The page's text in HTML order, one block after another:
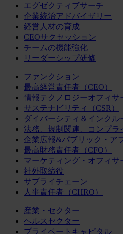
エグゼクティブサーチ
企業統治アドバイザリー
経営人材の育成
CEOサクセッション
チームの機能強化
リーダーシップ研修
ファンクション
最高経営責任者（CEO）
情報テクノロジーオフィサ
サステナビリティ（CSR）
ダイバーシティ＆インクル
法務、規制関連、コンプラ
企業広報&パブリック・ア
最高財務責任者（CFO）
マーケティング・オフィサ
社外取締役
サプライチェーン
人事責任者（CHRO）
産業・セクター
ヘルスセクター
プライベートキャピタル